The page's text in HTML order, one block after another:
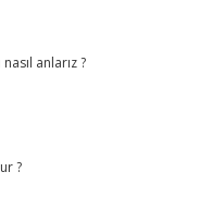
anlarız ?
?